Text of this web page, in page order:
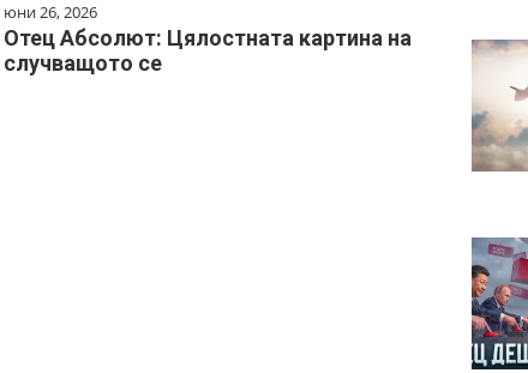
юни 26, 2026
Отец Абсолют: Цялостната картина на
случващото се